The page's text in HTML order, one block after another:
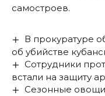
самостроев.
В прокуратуре
об убийстве
Сотрудники
встали на защиту
Сезонные